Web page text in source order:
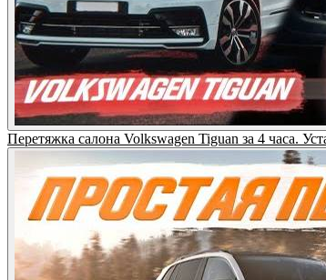
Перетяжка салона Volkswagen Tiguan за 4 часа.